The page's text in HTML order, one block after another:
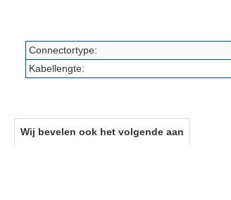
Connectortype:
Kabellengte:
Wij bevelen ook het volgende aan